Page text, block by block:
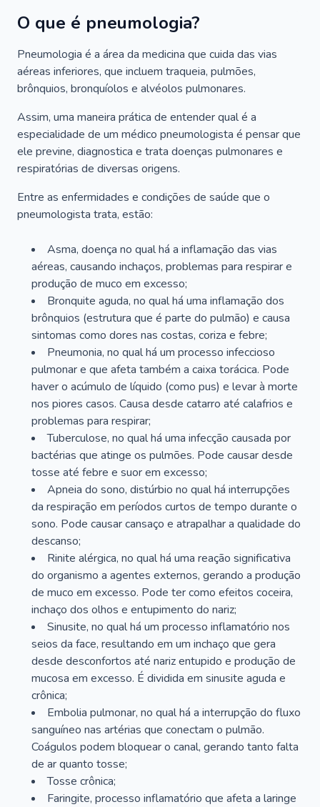
O que é pneumologia?
Pneumologia é a área da medicina que cuida das vias
aéreas inferiores, que incluem traqueia, pulmões,
brônquios, bronquíolos e alvéolos pulmonares.
Assim, uma maneira prática de entender qual é a
especialidade de um médico pneumologista é pensar que
ele previne, diagnostica e trata doenças pulmonares e
respiratórias de diversas origens.
Entre as enfermidades e condições de saúde que o
pneumologista trata, estão:
Asma, doença no qual há a inflamação das vias
aéreas, causando inchaços, problemas para respirar e
produção de muco em excesso;
Bronquite aguda, no qual há uma inflamação dos
brônquios (estrutura que é parte do pulmão) e causa
sintomas como dores nas costas, coriza e febre;
Pneumonia, no qual há um processo infeccioso
pulmonar e que afeta também a caixa torácica. Pode
haver o acúmulo de líquido (como pus) e levar à morte
nos piores casos. Causa desde catarro até calafrios e
problemas para respirar;
Tuberculose, no qual há uma infecção causada por
bactérias que atinge os pulmões. Pode causar desde
tosse até febre e suor em excesso;
Apneia do sono, distúrbio no qual há interrupções
da respiração em períodos curtos de tempo durante o
sono. Pode causar cansaço e atrapalhar a qualidade do
descanso;
Rinite alérgica, no qual há uma reação significativa
do organismo a agentes externos, gerando a produção
de muco em excesso. Pode ter como efeitos coceira,
inchaço dos olhos e entupimento do nariz;
Sinusite, no qual há um processo inflamatório nos
seios da face, resultando em um inchaço que gera
desde desconfortos até nariz entupido e produção de
mucosa em excesso. É dividida em sinusite aguda e
crônica;
Embolia pulmonar, no qual há a interrupção do fluxo
sanguíneo nas artérias que conectam o pulmão.
Coágulos podem bloquear o canal, gerando tanto falta
de ar quanto tosse;
Tosse crônica;
Faringite, processo inflamatório que afeta a laringe